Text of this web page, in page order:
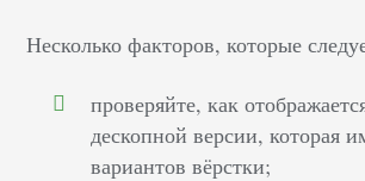
Несколько факторов, которые
проверяйте, как
дескопной версии, которая
вариантов вёрстки;